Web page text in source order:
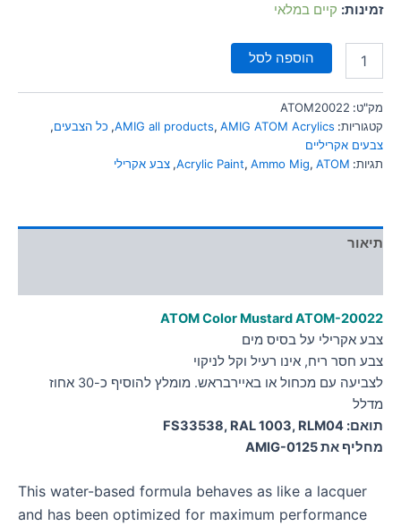
זמינות: קיים במלאי
הוספה לסל
מק"ט: ATOM20022
קטגוריות:
AMIG all products, AMIG ATOM Acrylics
, כל הצבעים,
צבעים אקריליים
תגיות:
Acrylic Paint, Ammo Mig, ATOM
, צבע אקרילי
תיאור
ATOM Color MustardATOM-20022
צבע אקרילי על בסיס מים
צבע חסר ריח, אינו רעיל וקל לניקוי
לצביעה עם מכחול או באיירבראש. מומלץ להוסיף כ-30 אחוז
מדלל
תואם: FS33538, RAL 1003, RLM04
מחליף את AMIG-0125
This water-based formula behaves as like a lacquer
and has been optimized for maximum performance